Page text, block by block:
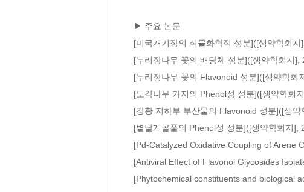
▶ 주요 논문
[미국개기장의 식물화학적 성분]([생약학회지
[누리장나무 꽃의 배당체 성분]([생약학회지],
[누리장나무 꽃의 Flavonoid 성분]([생약학회
[노각나무 가지의 Phenol성 성분]([생약학회
[강황 지하부 부산물의 Flavonoid 성분]([생약
[별날개골풀의 Phenol성 성분]([생약학회지],
[Pd-Catalyzed Oxidative Coupling of Arene
[Antiviral Effect of Flavonol Glycosides
[Phytochemical constituents and biological